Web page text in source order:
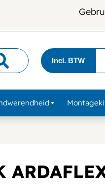
Incl. BTW